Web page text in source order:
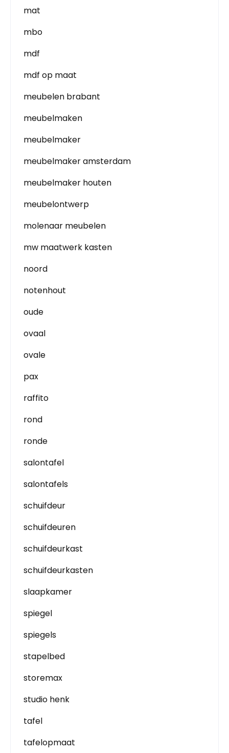
mat
mbo
mdf
mdf op maat
meubelen brabant
meubelmaken
meubelmaker
meubelmaker amsterdam
meubelmaker houten
meubelontwerp
molenaar meubelen
mw maatwerk kasten
noord
notenhout
oude
ovaal
ovale
pax
raffito
rond
ronde
salontafel
salontafels
schuifdeur
schuifdeuren
schuifdeurkast
schuifdeurkasten
slaapkamer
spiegel
spiegels
stapelbed
storemax
studio henk
tafel
tafelopmaat